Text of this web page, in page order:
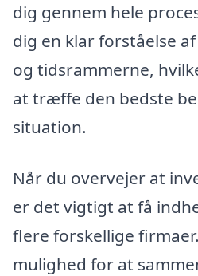
dig gennem hele
dig en klar forståelse
og tidsrammerne,
at træffe den bedste
situation.
Når du overvejer at
er det vigtigt at få
flere forskellige
mulighed for at